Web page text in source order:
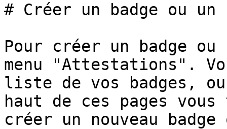
# Créer un badge ou
Pour créer un badge
menu "Attestations".
liste de vos badges,
haut de ces pages
créer un nouveau